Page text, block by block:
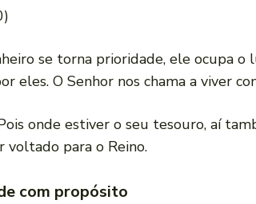
se torna prioridade, ele ocupa
eles. O Senhor nos chama a viver
onde estiver o seu tesouro, aí
voltado para o Reino.
com propósito